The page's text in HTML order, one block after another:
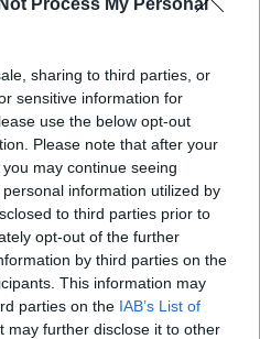
Process My Personal
sharing to third parties, or
sensitive information for
use the below opt-out
Please note that after your
may continue seeing
information utilized by
to third parties prior to
opt-out of the further
by third parties on the
This information may
parties on the IAB’s List of
may further disclose it to other
ripristino di circa 2700
la corrente elettrica.
lavorando al ripristino di
Tirrenica.
alla popolazione, si
temporaneo in alberghi
a chi ha subito dei danni
comunque allestiti posti letto e
operativo di Porta a Terra
volontari accreditati che
informata la popolazioneanche